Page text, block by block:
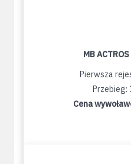
MB
Pierwsza
Przebieg:
Cena